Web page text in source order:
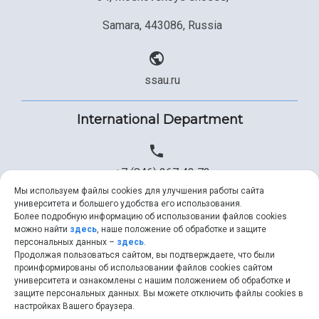
Samara, 443086, Russia
ssau.ru
International Department
+7 (846) 267 43 73
+7 (846) 334 57 22
ssau@ssau.ru
Мы используем файлы cookies для улучшения работы сайта
университета и большего удобства его использования.
Более подробную информацию об использовании файлов cookies
можно найти здесь, наше положение об обработке и защите
персональных данных – здесь.
Продолжая пользоваться сайтом, вы подтверждаете, что были
проинформированы об использовании файлов cookies сайтом
университета и ознакомлены с нашим положением об обработке и
защите персональных данных. Вы можете отключить файлы cookies в
настройках Вашего браузера.